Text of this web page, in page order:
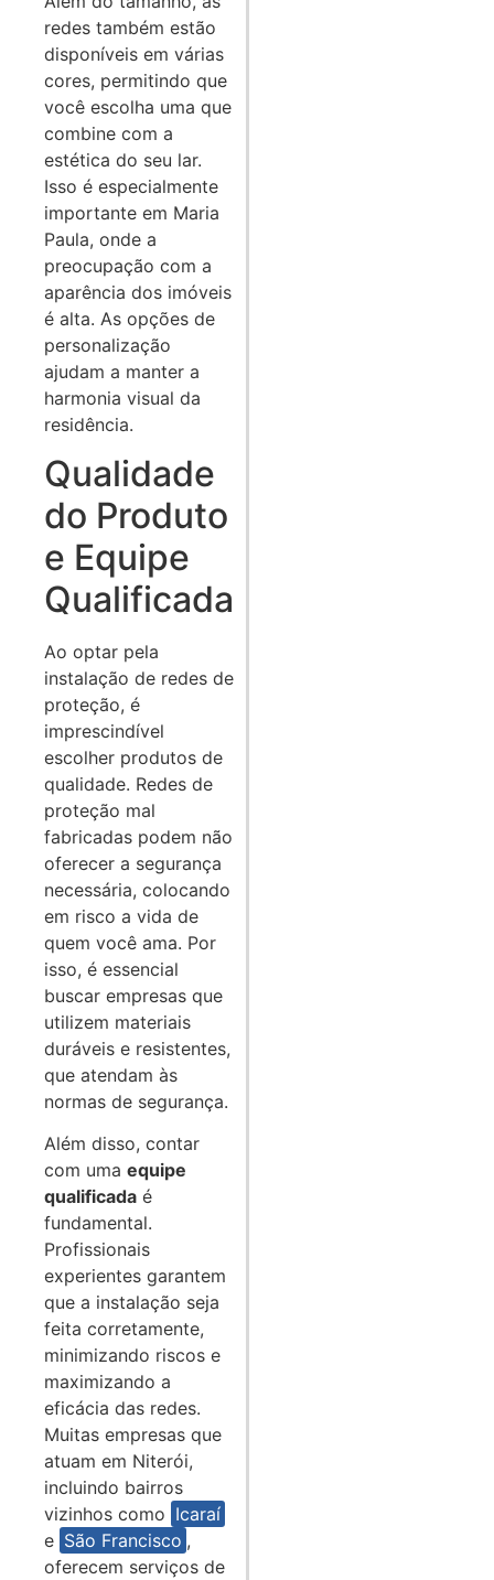
redes também estão
disponíveis em várias
cores, permitindo que
você escolha uma que
combine com a
estética do seu lar.
Isso é especialmente
importante em Maria
Paula, onde a
preocupação com a
aparência dos imóveis
é alta. As opções de
personalização
ajudam a manter a
harmonia visual da
residência.
Qualidade
do Produto
e Equipe
Qualificada
Ao optar pela
instalação de redes de
proteção, é
imprescindível
escolher produtos de
qualidade. Redes de
proteção mal
fabricadas podem não
oferecer a segurança
necessária, colocando
em risco a vida de
quem você ama. Por
isso, é essencial
buscar empresas que
utilizem materiais
duráveis e resistentes,
que atendam às
normas de segurança.
Além disso, contar
com uma equipe
qualificada é
fundamental.
Profissionais
experientes garantem
que a instalação seja
feita corretamente,
minimizando riscos e
maximizando a
eficácia das redes.
Muitas empresas que
atuam em Niterói,
incluindo bairros
vizinhos como Icaraí
e São Francisco ,
oferecem serviços de